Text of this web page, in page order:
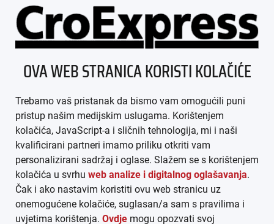
ÜBER UNS
IMPRESSUM
AGB
DATENSCHUTZ
MEDIADATEN
ARHIVA (PDF)
OVA WEB STRANICA KORISTI KOLAČIĆE
Trebamo vaš pristanak da bismo vam omogućili puni
pristup našim medijskim uslugama. Korištenjem
kolačića, JavaScript-a i sličnih tehnologija, mi i naši
kvalificirani partneri imamo priliku otkriti vam
personalizirani sadržaj i oglase. Slažem se s korištenjem
kolačića u svrhu web analize i digitalnog oglašavanja.
Čak i ako nastavim koristiti ovu web stranicu uz
onemogućene kolačiće, suglasan/a sam s pravilima i
uvjetima korištenja. Ovdje mogu opozvati svoj